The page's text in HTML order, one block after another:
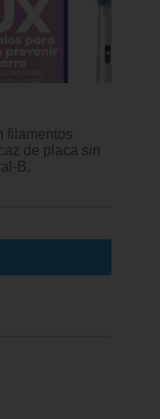
filamentos
de placa sin
B.